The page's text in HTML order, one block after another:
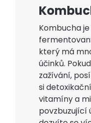
Kombucha
který má
účinků.
zažívání,
si
vitamíny a
povzbuzující